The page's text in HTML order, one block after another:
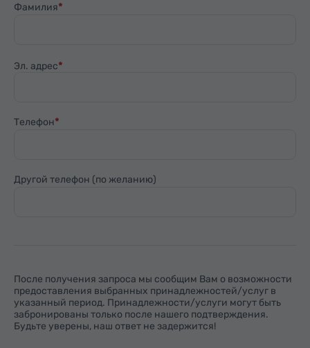
Фамилия
Эл. адрес
Телефон
Другой телефон (по желанию)
После получения запроса мы сообщим Вам о возможности
предоставления выбранных принадлежностей/услуг в
указанный период. Принадлежности/услуги могут быть
забронированы только после нашего подтверждения.
Будьте уверены, наш ответ не задержится!